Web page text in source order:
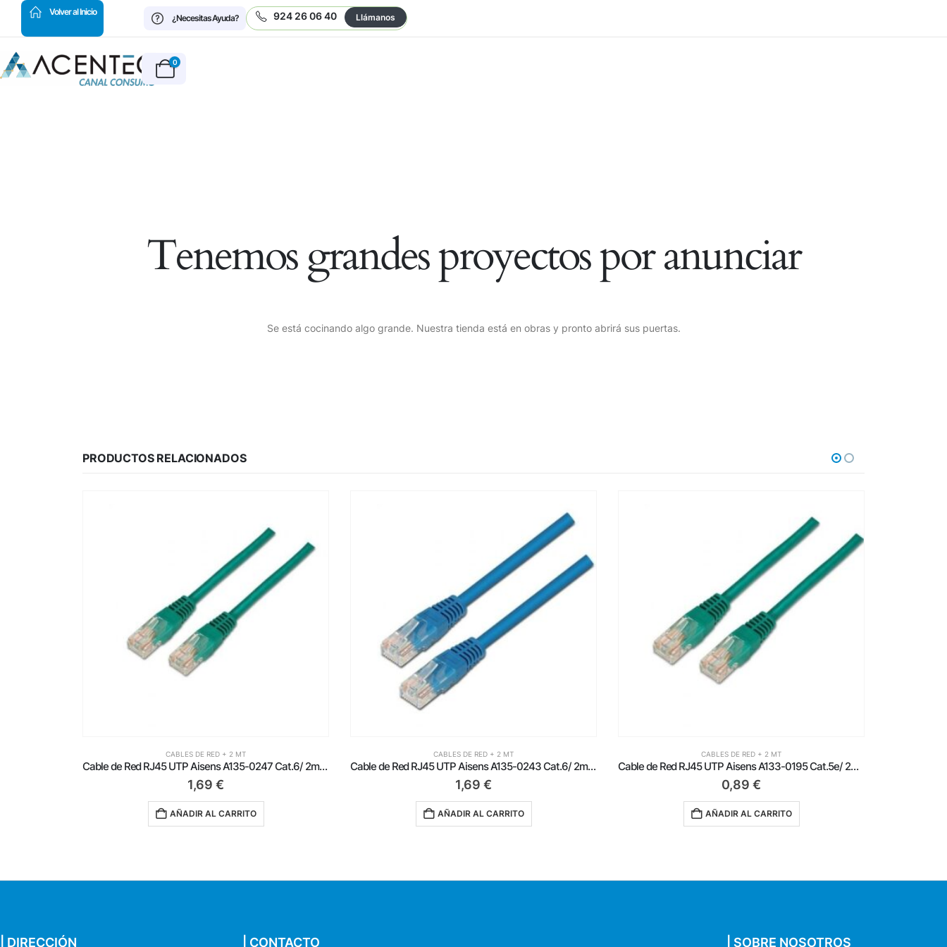
Volver al Inicio
¿Necesitas Ayuda?
924 26 06 40 Llámanos
0
Tenemos grandes proyectos por anunciar
Se está cocinando algo grande. Nuestra tienda está en obras y pronto abrirá sus puertas.
PRODUCTOS RELACIONADOS
CABLES DE RED + 2 MT
Cable de Red RJ45 UTP Aisens A135-0247 Cat.6/ 2m/ Verde
1,69 €
AÑADIR AL CARRITO
CABLES DE RED + 2 MT
Cable de Red RJ45 UTP Aisens A135-0243 Cat.6/ 2m/ Azul
1,69 €
AÑADIR AL CARRITO
CABLES DE RED + 2 MT
Cable de Red RJ45 UTP Aisens A133-0195 Cat.5e/ 2m/ Verde
0,89 €
AÑADIR AL CARRITO
| DIRECCIÓN | CONTACTO | SOBRE NOSOTROS